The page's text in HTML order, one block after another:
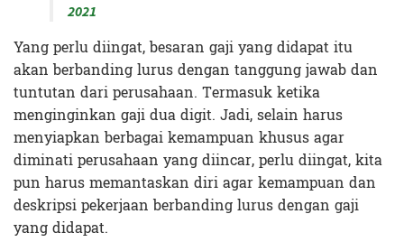
2021
Yang perlu diingat, besaran gaji yang didapat itu
akan berbanding lurus dengan tanggung jawab dan
tuntutan dari perusahaan. Termasuk ketika
menginginkan gaji dua digit. Jadi, selain harus
menyiapkan berbagai kemampuan khusus agar
diminati perusahaan yang diincar, perlu diingat, kita
pun harus memantaskan diri agar kemampuan dan
deskripsi pekerjaan berbanding lurus dengan gaji
yang didapat.